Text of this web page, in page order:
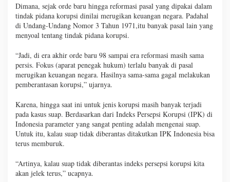
Dimana, sejak orde baru hingga reformasi pasal yang dipakai dalam
tindak pidana korupsi dinilai merugikan keuangan negara. Padahal
di Undang-Undang Nomor 3 Tahun 1971,itu banyak pasal lain yang
menyoal tentang tindak pidana korupsi.
“Jadi, di era akhir orde baru 98 sampai era reformasi masih sama
persis. Fokus (aparat penegak hukum) terlalu banyak di pasal
merugikan keuangan negara. Hasilnya sama-sama gagal melakukan
pemberantasan korupsi,” ujarnya.
Karena, hingga saat ini untuk jenis korupsi masih banyak terjadi
pada kasus suap. Berdasarkan dari Indeks Persepsi Korupsi (IPK) di
Indonesia parameter yang sangat penting adalah mengenai suap.
Untuk itu, kalau suap tidak diberantas ditakutkan IPK Indonesia bisa
terus memburuk.
“Artinya, kalau suap tidak diberantas indeks persepsi korupsi kita
akan jelek terus,” ucapnya.